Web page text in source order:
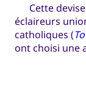
Cette
éclaireurs
catholiques (
ont choisi une